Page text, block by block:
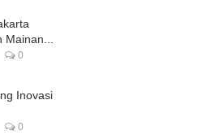
0
Inovasi
0